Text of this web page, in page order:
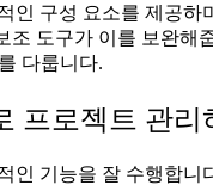
인 구성 요소를 제공하
조 도구가 이를 보완해
다룹니다.
프로젝트 관리
인 기능을 잘 수행합니